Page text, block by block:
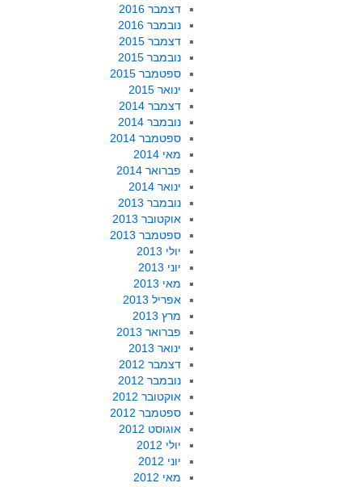
דצמבר 2016
נובמבר 2016
דצמבר 2015
נובמבר 2015
ספטמבר 2015
ינואר 2015
דצמבר 2014
נובמבר 2014
ספטמבר 2014
מאי 2014
פברואר 2014
ינואר 2014
נובמבר 2013
אוקטובר 2013
ספטמבר 2013
יולי 2013
יוני 2013
מאי 2013
אפריל 2013
מרץ 2013
פברואר 2013
ינואר 2013
דצמבר 2012
נובמבר 2012
אוקטובר 2012
ספטמבר 2012
אוגוסט 2012
יולי 2012
יוני 2012
מאי 2012